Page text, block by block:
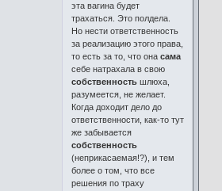
эта вагина будет
трахаться. Это полдела.
Но нести ответственность
за реализацию этого права,
то есть за то, что она сама
себе натрахала в свою
собственностьшлюха,
разумеется, не желает.
Когда доходит дело до
ответственности, как-то тут
же забывается
собственность
(неприкасаемая!?), и тем
более о том, что все
решения по траху